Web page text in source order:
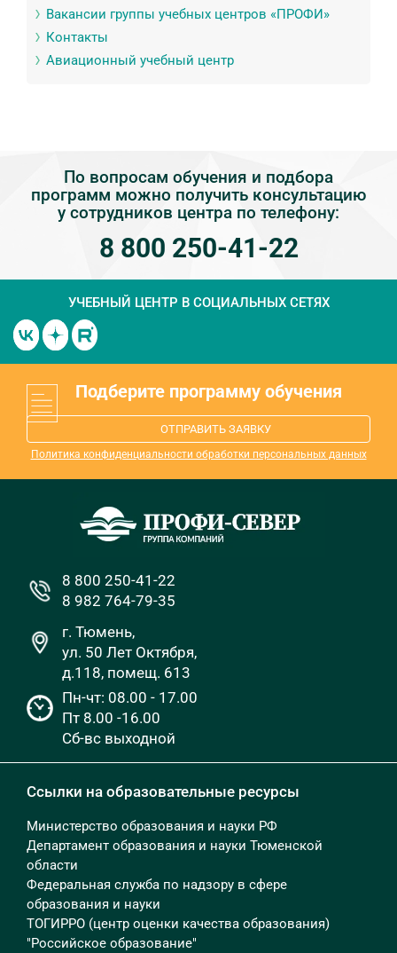
Вакансии группы учебных центров «ПРОФИ»
Контакты
Авиационный учебный центр
По вопросам обучения и подбора
программ можно получить консультацию
у сотрудников центра по телефону:
8 800 250-41-22
УЧЕБНЫЙ ЦЕНТР В СОЦИАЛЬНЫХ СЕТЯХ
Подберите программу обучения
ОТПРАВИТЬ ЗАЯВКУ
Политика конфиденциальности обработки персональных данных
8 800 250-41-22
8 982 764-79-35
г. Тюмень,
ул. 50 Лет Октября,
д.118, помещ. 613
Пн-чт: 08.00 - 17.00
Пт 8.00 -16.00
Сб-вс выходной
Ссылки на образовательные ресурсы
Министерство образования и науки РФ
Департамент образования и науки Тюменской
области
Федеральная служба по надзору в сфере
образования и науки
ТОГИРРО (центр оценки качества образования)
"Российское образование"